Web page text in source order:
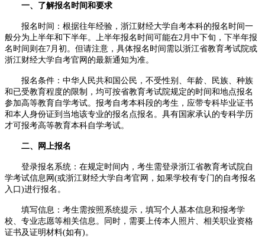
一、了解报名时间和要求
报名时间：根据往年经验，浙江财经大学自考本科的报名时间一
般分为上半年和下半年。上半年报名时间可能在2月中下旬，下半年报
名时间则在7月初。但请注意，具体报名时间需以浙江省教育考试院或
浙江财经大学自考官网的最新通知为准。
报名条件：中华人民共和国公民，不受性别、年龄、民族、种族
和已受教育程度的限制，均可按省教育考试院规定的时间和地点报名
参加高等教育自学考试。报考自考本科段的考生，应带专科毕业证书
和本人身份证到当地该专业的报名点报名。具有国家承认的专科学历
才可报考高等教育本科自学考试。
二、网上报名
登录报名系统：在规定时间内，考生需登录浙江省教育考试院自
学考试信息网(或浙江财经大学自考官网，如果学校有专门的自考报名
入口)进行报名。
填写信息：考生需按照系统提示，填写个人基本信息和报考学
校、专业志愿等相关信息。同时，需要上传本人照片、相关职业资格
证书及证明材料(如有)。